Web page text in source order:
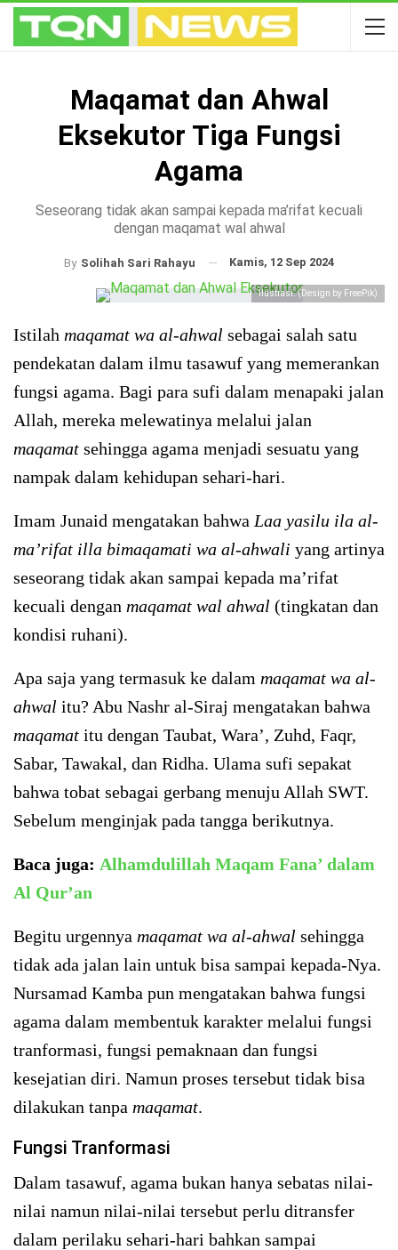
Maqamat dan Ahwal
Eksekutor Tiga Fungsi
Agama
Seseorang tidak akan sampai kepada ma’rifat kecuali
dengan maqamat wal ahwal
By Solihah Sari Rahayu Kamis, 12 Sep 2024
Ilustrasi. (Design by FreePik)
Istilah maqamat wa al-ahwal sebagai salah satu
pendekatan dalam ilmu tasawuf yang memerankan
fungsi agama. Bagi para sufi dalam menapaki jalan
Allah, mereka melewatinya melalui jalan
maqamat sehingga agama menjadi sesuatu yang
nampak dalam kehidupan sehari-hari.
Imam Junaid mengatakan bahwa Laa yasilu ila al-
ma’rifat illa bimaqamati wa al-ahwali yang artinya
seseorang tidak akan sampai kepada ma’rifat
kecuali dengan maqamat wal ahwal (tingkatan dan
kondisi ruhani).
Apa saja yang termasuk ke dalam maqamat wa al-
ahwal itu? Abu Nashr al-Siraj mengatakan bahwa
maqamat itu dengan Taubat, Wara’, Zuhd, Faqr,
Sabar, Tawakal, dan Ridha. Ulama sufi sepakat
bahwa tobat sebagai gerbang menuju Allah SWT.
Sebelum menginjak pada tangga berikutnya.
Baca juga: Alhamdulillah Maqam Fana’ dalam
Al Qur’an
Begitu urgennya maqamat wa al-ahwal sehingga
tidak ada jalan lain untuk bisa sampai kepada-Nya.
Nursamad Kamba pun mengatakan bahwa fungsi
agama dalam membentuk karakter melalui fungsi
tranformasi, fungsi pemaknaan dan fungsi
kesejatian diri. Namun proses tersebut tidak bisa
dilakukan tanpa maqamat.
Fungsi Tranformasi
Dalam tasawuf, agama bukan hanya sebatas nilai-
nilai namun nilai-nilai tersebut perlu ditransfer
dalam perilaku sehari-hari bahkan sampai